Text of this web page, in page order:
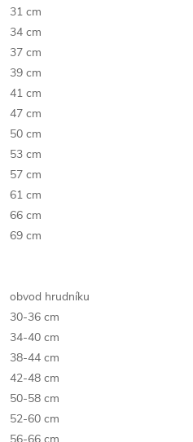
31 cm
34 cm
37 cm
39 cm
41 cm
47 cm
50 cm
53 cm
57 cm
61 cm
66 cm
69 cm
obvod hrudníku
30-36 cm
34-40 cm
38-44 cm
42-48 cm
50-58 cm
52-60 cm